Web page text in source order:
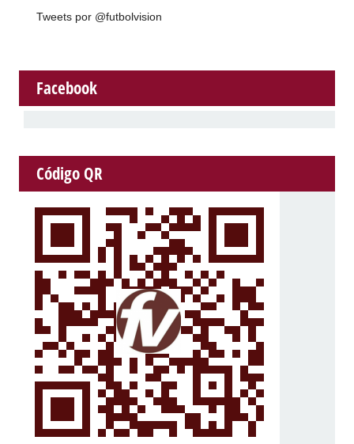
Tweets por @futbolvision
Facebook
Código QR